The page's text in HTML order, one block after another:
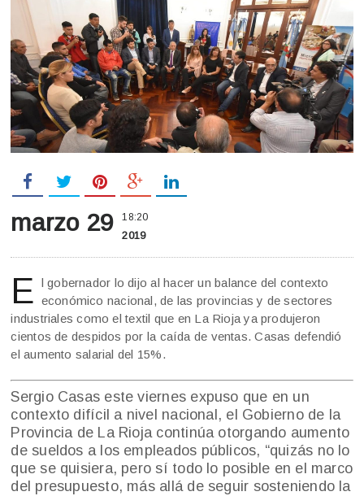
marzo 29 18:20
2019
E l gobernador lo dijo al hacer un balance del contexto
económico nacional, de las provincias y de sectores
industriales como el textil que en La Rioja ya produjeron
cientos de despidos por la caída de ventas. Casas defendió
el aumento salarial del 15%.
Sergio Casas este viernes expuso que en un
contexto difícil a nivel nacional, el Gobierno de la
Provincia de La Rioja continúa otorgando aumento
de sueldos a los empleados públicos, “quizás no lo
que se quisiera, pero sí todo lo posible en el marco
del presupuesto, más allá de seguir sosteniendo la